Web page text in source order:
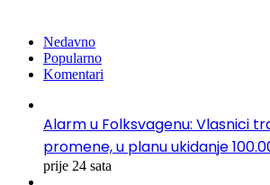
Nedavno
Popularno
Komentari
Alarm u Folksvagenu: Vlasnici
promene, u planu ukidanje
prije 24 sata